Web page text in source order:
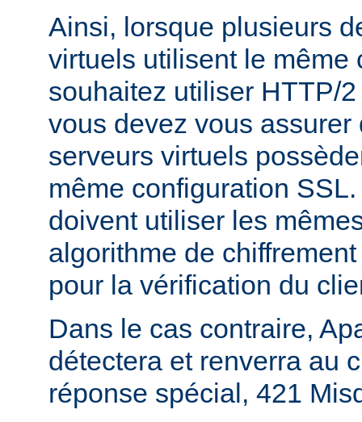
Ainsi, lorsque plusieurs
virtuels utilisent le même
souhaitez utiliser HTTP/
vous devez vous assurer
serveurs virtuels
même configuration
doivent utiliser les
algorithme de
pour la vérification du
Dans le cas contraire,
détectera et renverra au
réponse spécial, 421